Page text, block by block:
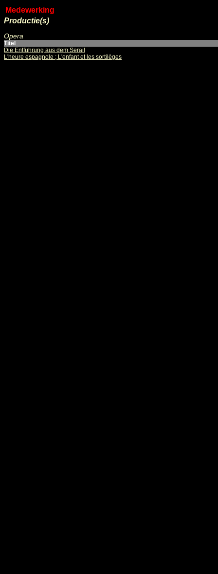
Medewerking
Productie(s)
Opera
Titel
Die Entführung aus dem Serail
L'heure espagnole ; L'enfant et les sortilèges